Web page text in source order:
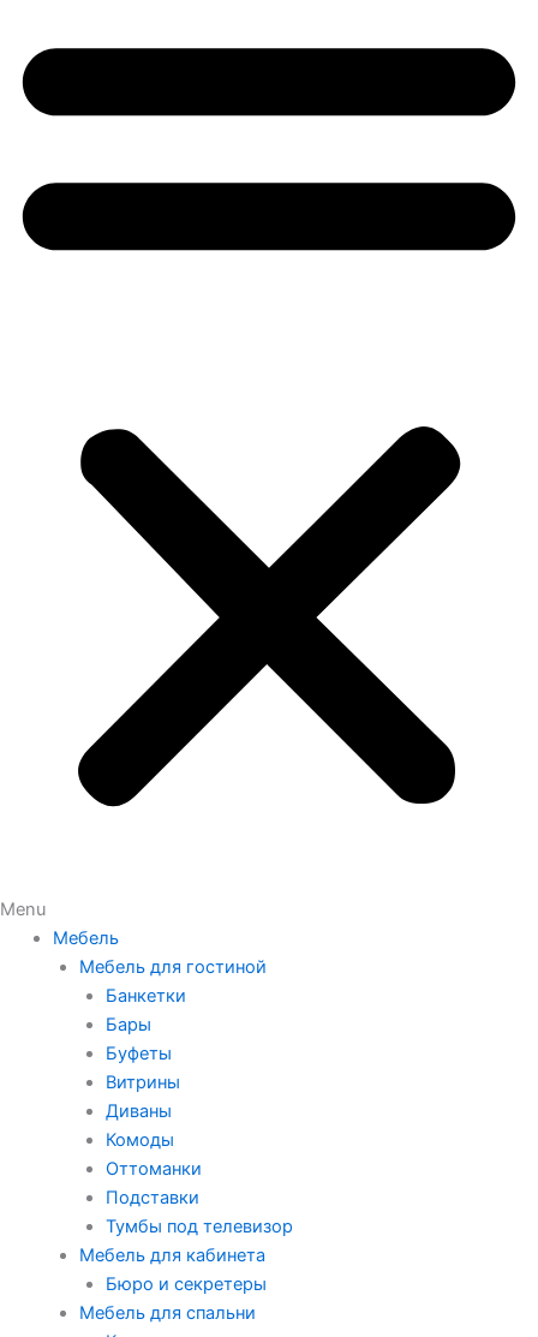
Menu
Мебель
Мебель для гостиной
Банкетки
Бары
Буфеты
Витрины
Диваны
Комоды
Оттоманки
Подставки
Тумбы под телевизор
Мебель для кабинета
Бюро и секретеры
Мебель для спальни